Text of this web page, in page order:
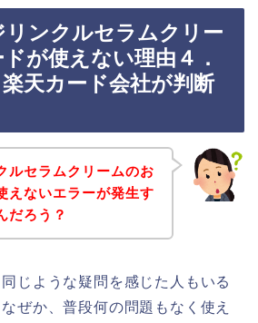
リンクルセラムクリー
が使えない理由４．
楽天カード会社が判断
ルセラムクリームのお
えないエラーが発生す
だろう？
じような疑問を感じた人もいる
ぜか、普段何の問題もなく使え